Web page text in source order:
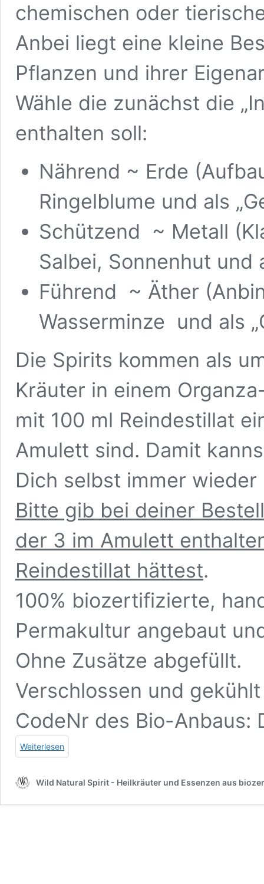
chemischen oder
Anbei liegt eine kleine
Pflanzen und ihrer
Wähle die zunächst die
enthalten soll:
Nährend ~ Erde
Ringelblume und als
Schützend ~ Metall
Salbei, Sonnenhut und
Führend ~ Äther
Wasserminze und als
Die Spirits kommen als
Kräuter in einem
mit 100 ml Reindestillat
Amulett sind. Damit
Dich selbst immer
Bitte gib bei deiner
der 3 im Amulett
Reindestillat hättest.
100% biozertifizierte,
Permakultur angebaut
Ohne Zusätze abgefüllt.
Verschlossen und
CodeNr des Bio-Anbaus:
Weiterlesen
Wild Natural Spirit - Heilkräuter und Essenzen aus